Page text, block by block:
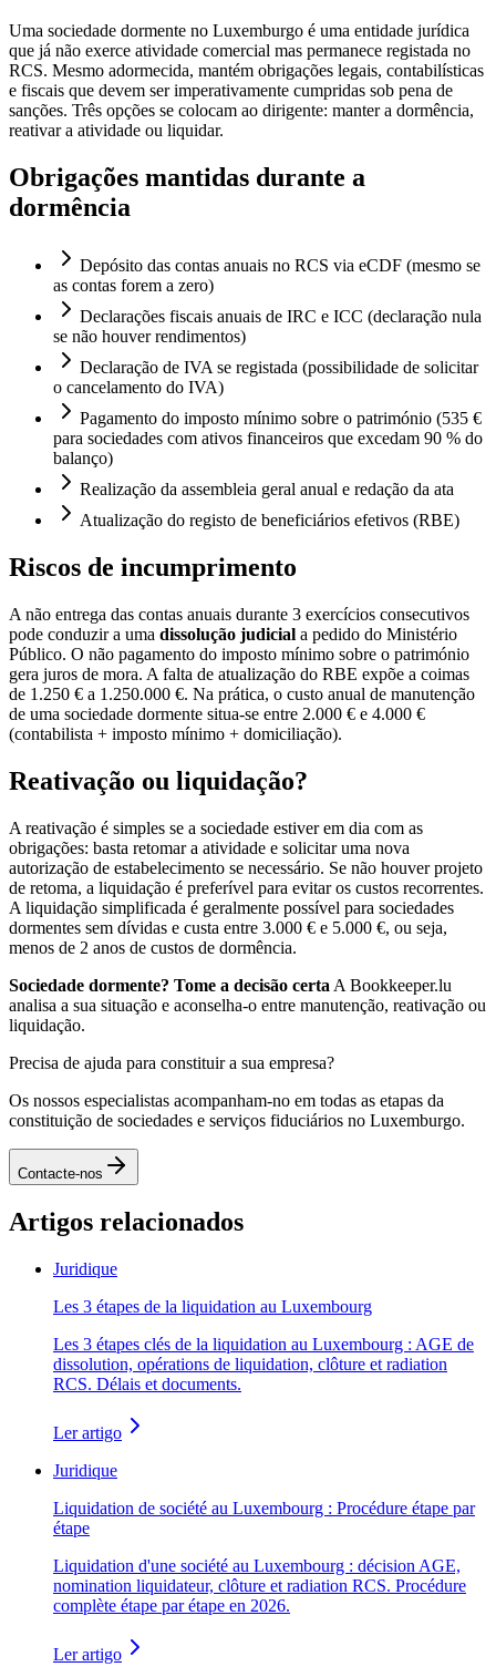
Uma sociedade dormente no Luxemburgo é uma entidade jurídica
que já não exerce atividade comercial mas permanece registada no
RCS. Mesmo adormecida, mantém obrigações legais, contabilísticas
e fiscais que devem ser imperativamente cumpridas sob pena de
sanções. Três opções se colocam ao dirigente: manter a dormência,
reativar a atividade ou liquidar.
Obrigações mantidas durante a
dormência
Depósito das contas anuais no RCS via eCDF (mesmo se
as contas forem a zero)
Declarações fiscais anuais de IRC e ICC (declaração nula
se não houver rendimentos)
Declaração de IVA se registada (possibilidade de solicitar
o cancelamento do IVA)
Pagamento do imposto mínimo sobre o património (535 €
para sociedades com ativos financeiros que excedam 90 % do
balanço)
Realização da assembleia geral anual e redação da ata
Atualização do registo de beneficiários efetivos (RBE)
Riscos de incumprimento
A não entrega das contas anuais durante 3 exercícios consecutivos
pode conduzir a uma dissolução judicial a pedido do Ministério
Público. O não pagamento do imposto mínimo sobre o património
gera juros de mora. A falta de atualização do RBE expõe a coimas
de 1.250 € a 1.250.000 €. Na prática, o custo anual de manutenção
de uma sociedade dormente situa-se entre 2.000 € e 4.000 €
(contabilista + imposto mínimo + domiciliação).
Reativação ou liquidação?
A reativação é simples se a sociedade estiver em dia com as
obrigações: basta retomar a atividade e solicitar uma nova
autorização de estabelecimento se necessário. Se não houver projeto
de retoma, a liquidação é preferível para evitar os custos recorrentes.
A liquidação simplificada é geralmente possível para sociedades
dormentes sem dívidas e custa entre 3.000 € e 5.000 €, ou seja,
menos de 2 anos de custos de dormência.
Sociedade dormente? Tome a decisão certa A Bookkeeper.lu
analisa a sua situação e aconselha-o entre manutenção, reativação ou
liquidação.
Precisa de ajuda para constituir a sua empresa?
Os nossos especialistas acompanham-no em todas as etapas da
constituição de sociedades e serviços fiduciários no Luxemburgo.
Contacte-nos
Artigos relacionados
Juridique
Les 3 étapes de la liquidation au Luxembourg
Les 3 étapes clés de la liquidation au Luxembourg : AGE de
dissolution, opérations de liquidation, clôture et radiation
RCS. Délais et documents.
Ler artigo
Juridique
Liquidation de société au Luxembourg : Procédure étape par
étape
Liquidation d'une société au Luxembourg : décision AGE,
nomination liquidateur, clôture et radiation RCS. Procédure
complète étape par étape en 2026.
Ler artigo